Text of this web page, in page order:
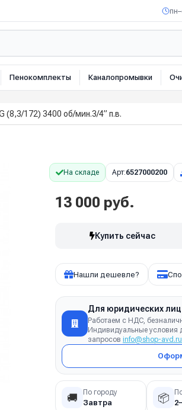
Пенокомплекты Каналопромывки
(8,3/172) 3400 об/мин.3/4” п.в.
На складе Арт:6527000200
13 000 руб.
Купить сейчас
Нашли дешевле?
Для юридических лиц
Работаем с НДС,
Индивидуальные условия
запросов info@shop-avd.ru
🚚 По городу
Завтра 📦